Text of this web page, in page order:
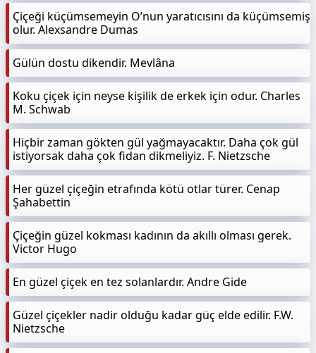
Çiçeği küçümsemeyin O’nun yaratıcısını da küçümsemiş
olur. Alexsandre Dumas
Gülün dostu dikendir. Mevlâna
Koku çiçek için neyse kişilik de erkek için odur. Charles
M. Schwab
Hiçbir zaman gökten gül yağmayacaktır. Daha çok gül
istiyorsak daha çok fidan dikmeliyiz. F. Nietzsche
Her güzel çiçeğin etrafında kötü otlar türer. Cenap
Şahabettin
Çiçeğin güzel kokması kadının da akıllı olması gerek.
Victor Hugo
En güzel çiçek en tez solanlardır. Andre Gide
Güzel çiçekler nadir olduğu kadar güç elde edilir. F.W.
Nietzsche